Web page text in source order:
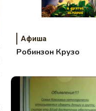
Афиша
Робинзон Крузо